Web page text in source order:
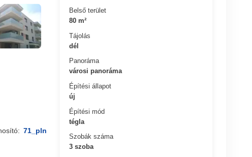
Belső terület
80 m²
Tájolás
dél
Panoráma
városi panoráma
Építési állapot
új
Építési mód
tégla
Szobák száma
3 szoba
71_pln